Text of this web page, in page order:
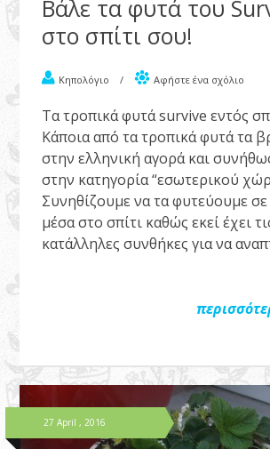
Βάλε τα φυτά του
στο σπίτι σου!
Κηπολόγιο / Αφήστε ένα σχόλιο
Τα τροπικά φυτά survive εντός
Κάποια από τα τροπικά φυτά τα
στην ελληνική αγορά και
στην κατηγορία “εσωτερικού
Συνηθίζουμε να τα φυτεύουμε σε
μέσα στο σπίτι καθώς εκεί έχει
κατάλληλες συνθήκες για να
27 April , 2016